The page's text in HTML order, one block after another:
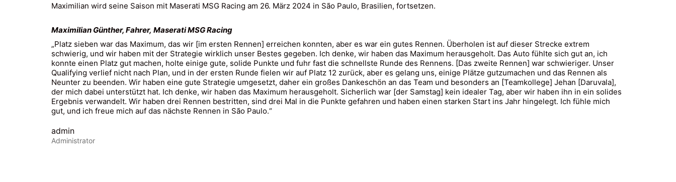
Maximilian wird seine Saison mit Maserati MSG Racing am 26. März 2024 in São Paulo, Brasilien, fortsetzen.
Maximilian Günther, Fahrer, Maserati MSG Racing
„Platz sieben war das Maximum, das wir [im ersten Rennen] erreichen konnten, aber es war ein gutes Rennen. Überholen ist auf dieser Strecke extrem
schwierig, und wir haben mit der Strategie wirklich unser Bestes gegeben. Ich denke, wir haben das Maximum herausgeholt. Das Auto fühlte sich gut an, ich
konnte einen Platz gut machen, holte einige gute, solide Punkte und fuhr fast die schnellste Runde des Rennens. [Das zweite Rennen] war schwieriger. Unser
Qualifying verlief nicht nach Plan, und in der ersten Runde fielen wir auf Platz 12 zurück, aber es gelang uns, einige Plätze gutzumachen und das Rennen als
Neunter zu beenden. Wir haben eine gute Strategie umgesetzt, daher ein großes Dankeschön an das Team und besonders an [Teamkollege] Jehan [Daruvala],
der mich dabei unterstützt hat. Ich denke, wir haben das Maximum herausgeholt. Sicherlich war [der Samstag] kein idealer Tag, aber wir haben ihn in ein solides
Ergebnis verwandelt. Wir haben drei Rennen bestritten, sind drei Mal in die Punkte gefahren und haben einen starken Start ins Jahr hingelegt. Ich fühle mich
gut, und ich freue mich auf das nächste Rennen in São Paulo.“
admin
Administrator